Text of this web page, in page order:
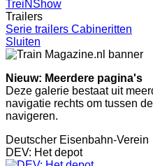
TreiNShow
Trailers
Serie trailers Cabineritten
Sluiten
Nieuw: Meerdere pagina's
Deze galerie bestaat uit
navigatie rechts om tussen
navigeren.
Deutscher Eisenbahn-Verein
DEV: Het depot